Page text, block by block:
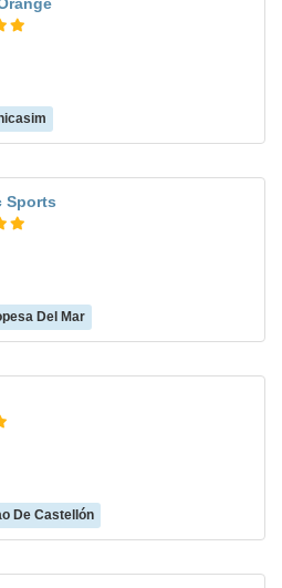
Sports
Del Mar
De Castellón